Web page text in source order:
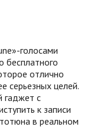
голосами
бесплатного
отлично
серьезных целей.
гаджет с
к записи
в реальном